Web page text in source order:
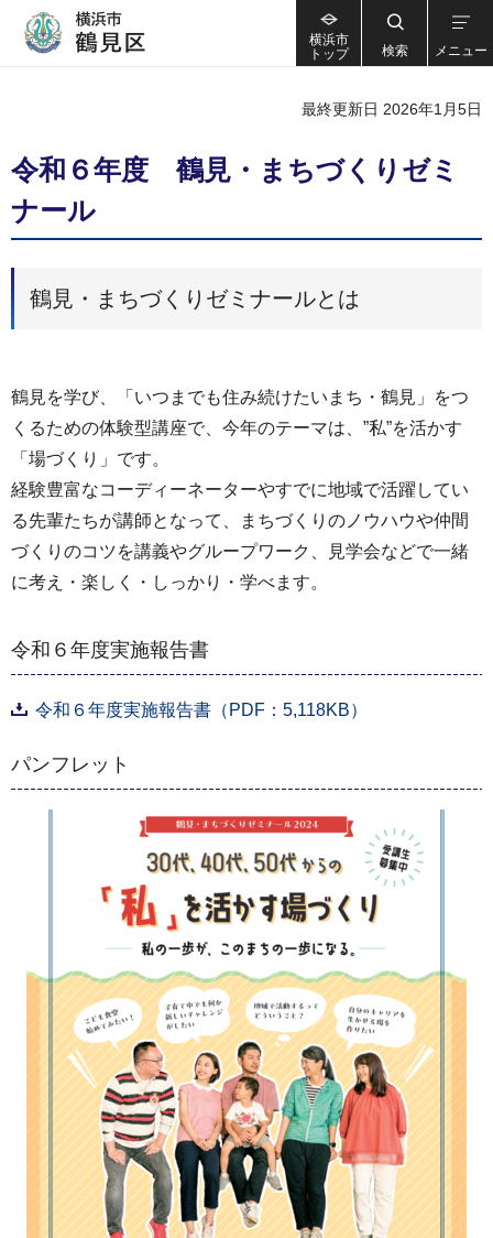
横浜市
トップ
検索 メニュー
最終更新日 2026年1月5日
令和６年度 鶴見・まちづくりゼミ
ナール
鶴見・まちづくりゼミナールとは
鶴見を学び、「いつまでも住み続けたいまち・鶴見」をつ
くるための体験型講座で、今年のテーマは、”私”を活かす
「場づくり」です。
経験豊富なコーディーネーターやすでに地域で活躍してい
る先輩たちが講師となって、まちづくりのノウハウや仲間
づくりのコツを講義やグループワーク、見学会などで一緒
に考え・楽しく・しっかり・学べます。
令和６年度実施報告書
令和６年度実施報告書（PDF：5,118KB）
パンフレット